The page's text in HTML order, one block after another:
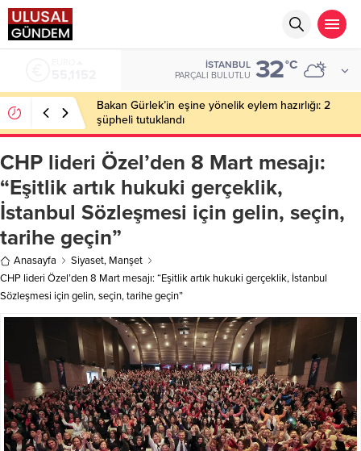
İSTANBUL
PARÇALI BULUTLU 32°C
Bakan Gürlek’in eşine yönelik eylem hazırlığı: 2
şüpheli tutuklandı
CHP lideri Özel’den 8 Mart mesajı:
“Eşitlik artık hukuki gerçeklik,
İstanbul Sözleşmesi için gelin, seçin,
tarihe geçin”
Anasayfa Siyaset, Manşet
CHP lideri Özel’den 8 Mart mesajı: “Eşitlik artık hukuki gerçeklik, İstanbul
Sözleşmesi için gelin, seçin, tarihe geçin”